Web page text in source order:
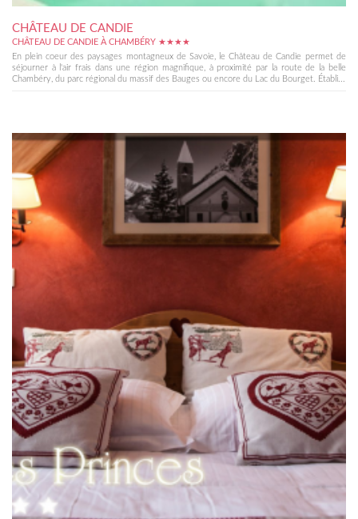
CHÂTEAU DE CANDIE
CHÂTEAU DE CANDIE À CHAMBÉRY ★★★★
En plein coeur des paysages montagneux de Savoie, le Château de Candie permet de
séjourner à l'air frais dans une région magnifique, à proximité par la route de la belle
Chambéry, du parc régional du massif des Bauges ou encore du Lac du Bourget. Établi...